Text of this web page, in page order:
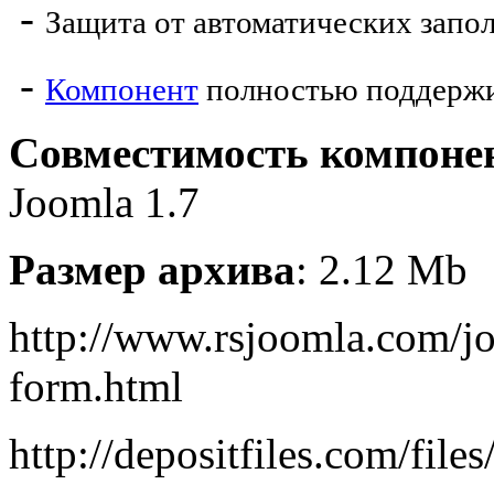
- Защита от автоматических
- Компонент полностью
Совместимость
Joomla 1.7
Размер архива: 2.12 Mb
http://www.rsjoomla.com/
form.html
http://depositfiles.com/